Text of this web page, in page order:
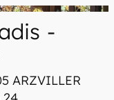
-
ARZVILLER